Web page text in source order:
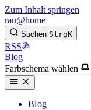
Zum Inhalt springen
rau@home
Suchen StrgK
RSS
Blog
Farbschema wählen
Blog